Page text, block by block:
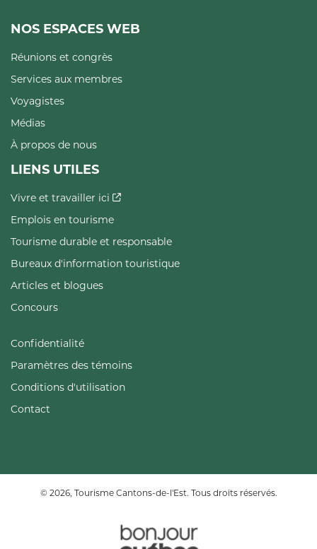
NOS ESPACES WEB
Réunions et congrès
Services aux membres
Voyagistes
Médias
À propos de nous
LIENS UTILES
Vivre et travailler ici
Emplois en tourisme
Tourisme durable et responsable
Bureaux d'information touristique
Articles et blogues
Concours
Confidentialité
Paramètres des témoins
Conditions d'utilisation
Contact
© 2026, Tourisme Cantons-de-l'Est. Tous droits réservés.